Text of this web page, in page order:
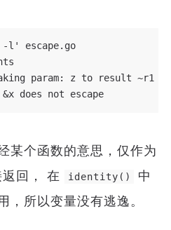
l' escape.go
param: z to result ~r1
某个函数的意思，仅作为
回， 在
identity()
中
，所以变量没有逃逸。